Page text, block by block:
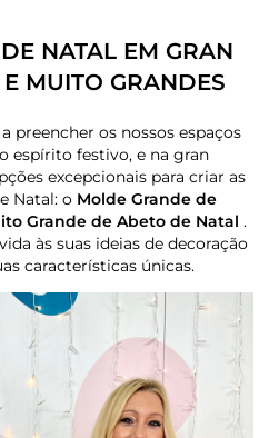
NATAL EM GRAN
MUITO GRANDES
preencher os nossos espaços
espírito festivo, e na gran
excepcionais para criar as
Natal: o Molde Grande de
Grande de Abeto de Natal .
às suas ideias de decoração
características únicas.